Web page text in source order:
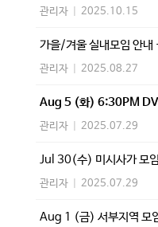
관리자 2025.10.15
가을/겨울 실내모임 안
관리자 2025.08.27
Aug 5 (화) 6:30PM
관리자 2025.07.29
Jul 30(수) 미시사가 모
관리자 2025.07.29
Aug 1 (금) 서부지역 모